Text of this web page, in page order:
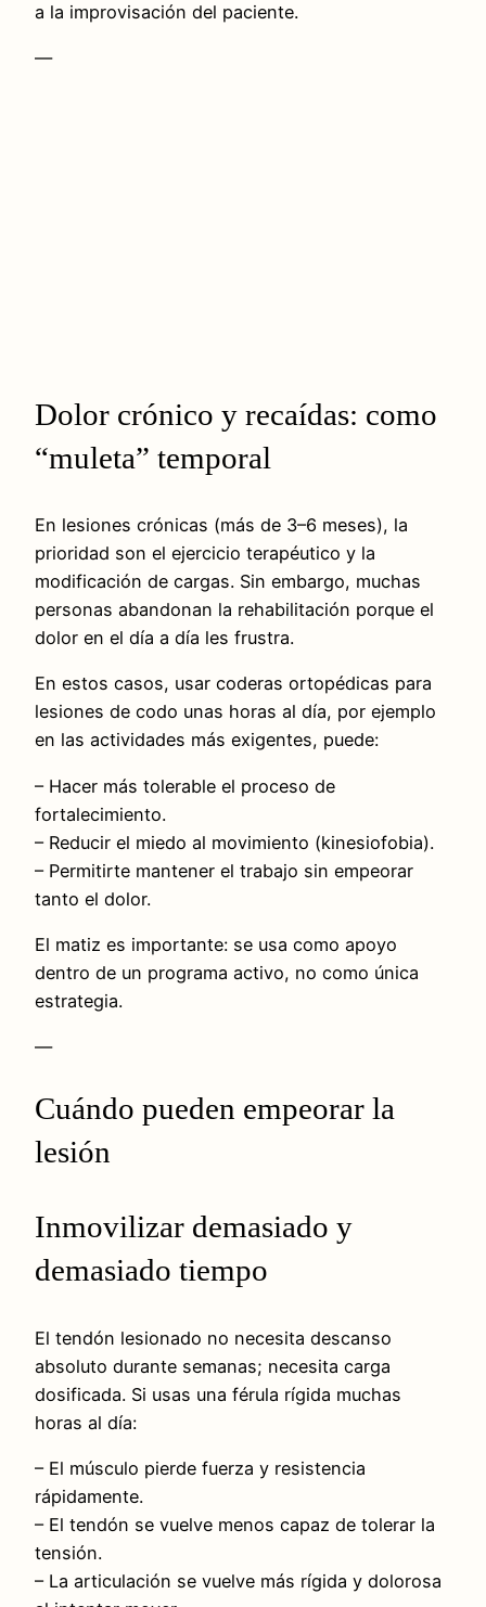
a la improvisación del paciente.
—
Dolor crónico y recaídas: como
“muleta” temporal
En lesiones crónicas (más de 3–6 meses), la
prioridad son el ejercicio terapéutico y la
modificación de cargas. Sin embargo, muchas
personas abandonan la rehabilitación porque el
dolor en el día a día les frustra.
En estos casos, usar coderas ortopédicas para
lesiones de codo unas horas al día, por ejemplo
en las actividades más exigentes, puede:
– Hacer más tolerable el proceso de
fortalecimiento.
– Reducir el miedo al movimiento (kinesiofobia).
– Permitirte mantener el trabajo sin empeorar
tanto el dolor.
El matiz es importante: se usa como apoyo
dentro de un programa activo, no como única
estrategia.
—
Cuándo pueden empeorar la
lesión
Inmovilizar demasiado y
demasiado tiempo
El tendón lesionado no necesita descanso
absoluto durante semanas; necesita carga
dosificada. Si usas una férula rígida muchas
horas al día:
– El músculo pierde fuerza y resistencia
rápidamente.
– El tendón se vuelve menos capaz de tolerar la
tensión.
– La articulación se vuelve más rígida y dolorosa